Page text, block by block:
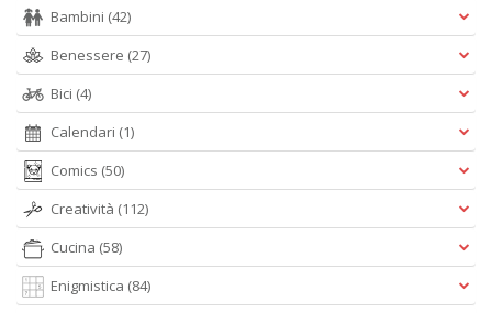
Bambini (42)
Benessere (27)
Bici (4)
Calendari (1)
Comics (50)
Creatività (112)
Cucina (58)
Enigmistica (84)